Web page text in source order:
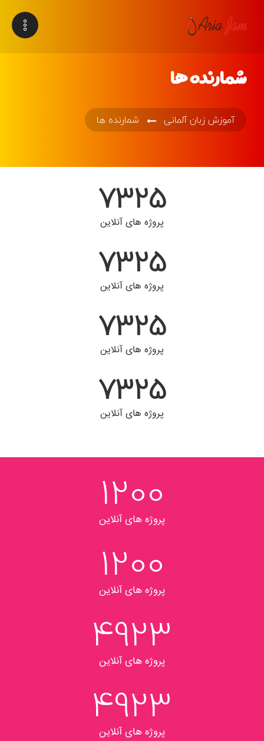
شمارنده ها
آموزش زبان آلمانی شمارنده ها
7325
پروژه های آنلاین
7325
پروژه های آنلاین
7325
پروژه های آنلاین
7325
پروژه های آنلاین
2515
پروژه های آنلاین
2515
پروژه های آنلاین
6212
پروژه های آنلاین
6212
پروژه های آنلاین